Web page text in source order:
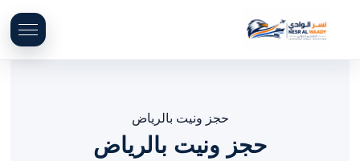
حجز ونيت بالرياض
حجز ونيت بالرياض